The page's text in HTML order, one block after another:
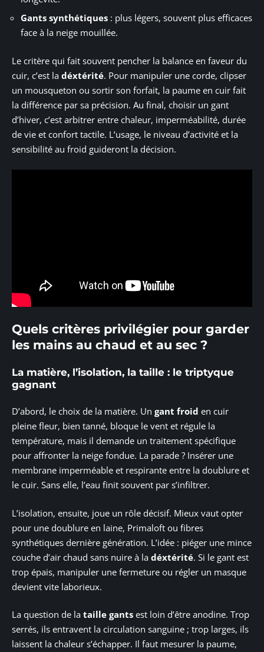
Gants synthétiques : plus légers, souvent plus efficaces
face à la neige mouillée.
Le critère qui fait souvent pencher la balance en faveur du
cuir, c’est la déxtérité. Pour manipuler une corde, clipser
un mousqueton ou sortir son forfait, la paume en cuir fait
la différence par sa précision. Au final, choisir un gant
d’hiver, c’est arbitrer entre chaleur, imperméabilité, durée
de vie et confort tactile. L’usage, le niveau d’activité et la
sensibilité au froid guideront la décision.
Quels critères privilégier pour garder
les mains au chaud et au sec ?
La matière, l’isolation, la taille : le triptyque
gagnant
D’abord, le choix de la matière. Un gant froid en cuir
pleine fleur, bien tanné, bloque le vent et régule la
température, mais il demande un traitement spécifique
pour affronter la neige fondue. La parade ? Insérer une
membrane imperméable et respirante entre la doublure et
le cuir. Sans elle, l’eau finit souvent par s’infiltrer.
L’isolation, ensuite, joue un rôle décisif. Mieux vaut opter
pour une doublure en laine, Primaloft ou fibres
synthétiques dernière génération. L’idée : piéger une mince
couche d’air chaud sans nuire à la déxtérité. Si le gant est
trop épais, manipuler une fermeture ou régler un masque
devient vite laborieux.
La question de la taille gants est loin d’être anodine. Trop
serrés, ils entravent la circulation sanguine ; trop larges, ils
laissent la chaleur s’échapper. Il faut mesurer la paume,